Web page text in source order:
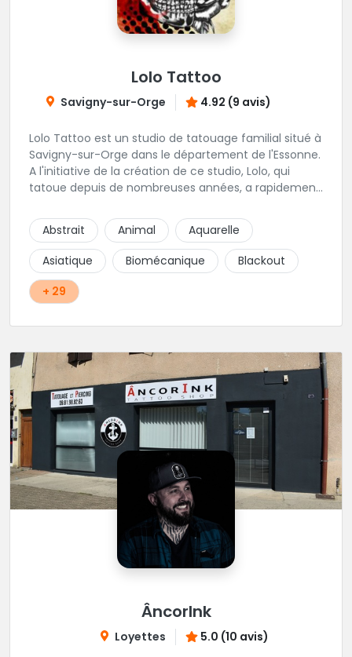
Lolo Tattoo
Savigny-sur-Orge 4.92 (9 avis)
Lolo Tattoo est un studio de tatouage familial situé à
Savigny-sur-Orge dans le département de l'Essonne.
A l'initiative de la création de ce studio, Lolo, qui
tatoue depuis de nombreuses années, a rapidement
féminine aux projets de tatouage. Karine, la femme
de Lolo, s'occupera de tous vos projets de piercing.
Une équipe familiale et chaleureuse vivement
recommandée !
Abstrait Animal
Aquarelle
Asiatique
Biomécanique
Blackout
+ 29
ÂncorInk
Loyettes 5.0 (10 avis)